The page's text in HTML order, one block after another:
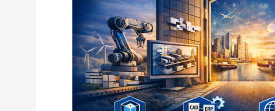
CPQ-
System
mit
Webkonfigurator?